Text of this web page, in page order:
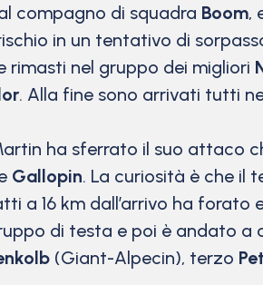
compagno di squadra Boom,
in un tentativo di
nel gruppo dei migliori
. Alla fine sono arrivati tutti
ha sferrato il suo attaco
Gallopin. La curiosità è che il
a 16 km dall’arrivo ha
di testa e poi è andato
(Giant-Alpecin), terzo